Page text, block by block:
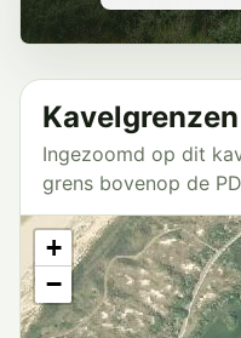
Kavelgrenzen
Ingezoomd op dit
grens bovenop de
+
−